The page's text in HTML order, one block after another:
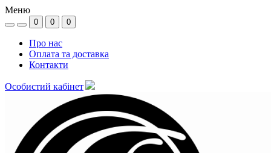
Меню
0 0 0
Про нас
Оплата та доставка
Контакти
Особистий кабінет